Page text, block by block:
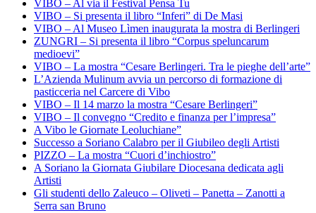
VIBO – Al via il Festival Pensa Tu
VIBO – Si presenta il libro “Inferi” di De Masi
VIBO – Al Museo Lìmen inaugurata la mostra di Berlingeri
ZUNGRI – Si presenta il libro “Corpus speluncarum
medioevi”
VIBO – La mostra “Cesare Berlingeri. Tra le pieghe dell’arte”
L’Azienda Mulinum avvia un percorso di formazione di
pasticceria nel Carcere di Vibo
VIBO – Il 14 marzo la mostra “Cesare Berlingeri”
VIBO – Il convegno “Credito e finanza per l’impresa”
A Vibo le Giornate Leoluchiane”
Successo a Soriano Calabro per il Giubileo degli Artisti
PIZZO – La mostra “Cuori d’inchiostro”
A Soriano la Giornata Giubilare Diocesana dedicata agli
Artisti
Gli studenti dello Zaleuco – Oliveti – Panetta – Zanotti a
Serra san Bruno